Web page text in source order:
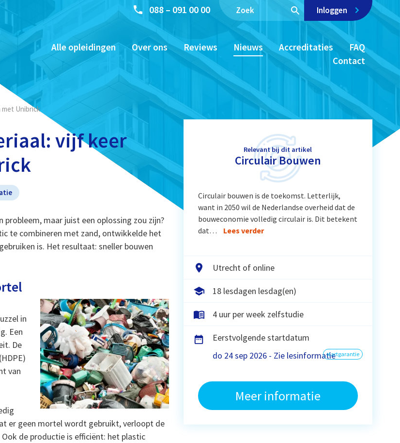
088 – 091 00 00 Inloggen
Alle opleidingen Over ons Reviews Nieuws Accreditaties
FAQ
Contact
met Unibrick
vijf keer
maar juist een oplossing zou zijn?
te combineren met zand, ontwikkelde het
is. Het resultaat: sneller bouwen
in
Een
De
van
er geen mortel wordt gebruikt, verloopt de
de productie is efficiënt: het plastic
Relevant bij dit artikel
Circulair Bouwen
Circulair bouwen is de toekomst. Letterlijk,
want in 2050 wil de Nederlandse overheid dat de
bouweconomie volledig circulair is. Dit betekent
dat…
Lees verder
Utrecht of online
18 lesdagen lesdag(en)
4 uur per week zelfstudie
Eerstvolgende startdatum
do 24 sep 2026 - Zie lesinformatiestartgarantie
Meer informatie